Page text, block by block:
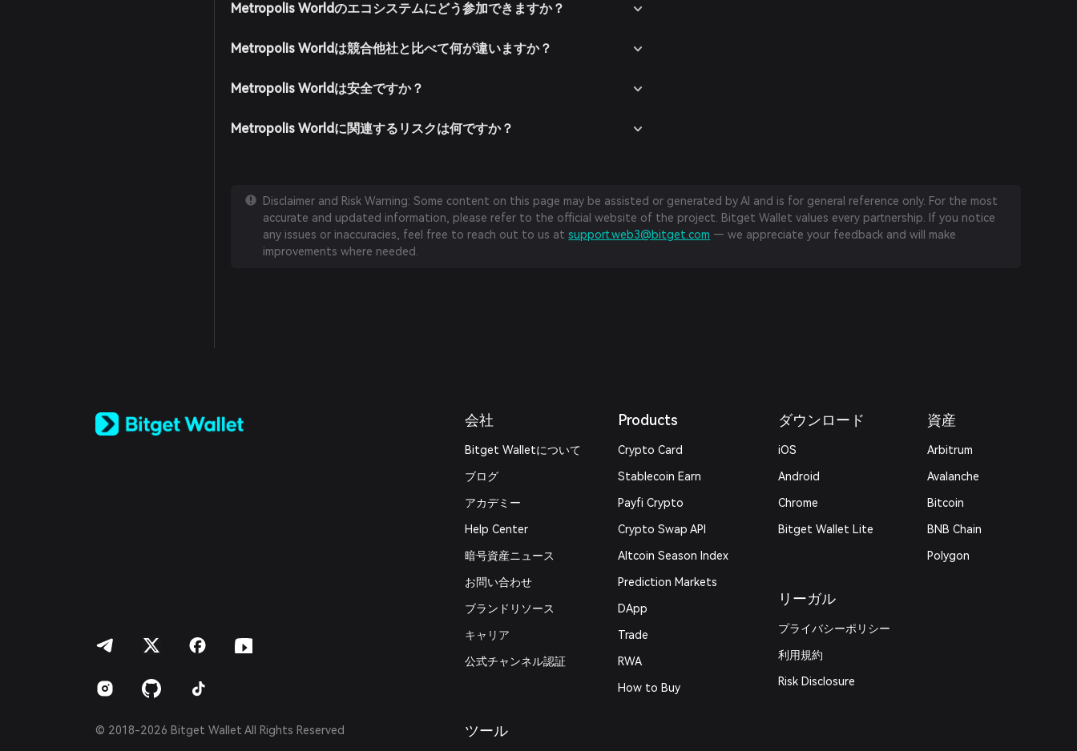
Metropolis Worldのエコシステムにどう参加できますか？
Metropolis Worldは競合他社と比べて何が違いますか？
Metropolis Worldは安全ですか？
Metropolis Worldに関連するリスクは何ですか？
Disclaimer and Risk Warning: Some content on this page may be assisted or generated by AI and is for general reference only. For the most
accurate and updated information, please refer to the official website of the project. Bitget Wallet values every partnership. If you notice
any issues or inaccuracies, feel free to reach out to us atsupport.web3@bitget.com — we appreciate your feedback and will make
improvements where needed.
Español (Latinoamérica)
© 2018-2026 Bitget Wallet All Rights Reserved
会社
Bitget Walletについて
ブログ
アカデミー
Help Center
暗号資産ニュース
お問い合わせ
ブランドリソース
キャリア
公式チャンネル認証
ツール
Products
Crypto Card
Stablecoin Earn
Payfi Crypto
Crypto Swap API
Altcoin Season Index
Prediction Markets
DApp
Trade
RWA
How to Buy
ダウンロード
iOS
Android
Chrome
Bitget Wallet Lite
リーガル
プライバシーポリシー
利用規約
Risk Disclosure
資産
Arbitrum
Avalanche
Bitcoin
BNB Chain
Polygon